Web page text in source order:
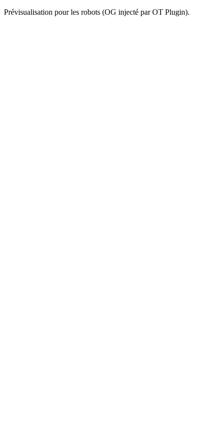
Prévisualisation pour les robots (OG injecté par OT Plugin).